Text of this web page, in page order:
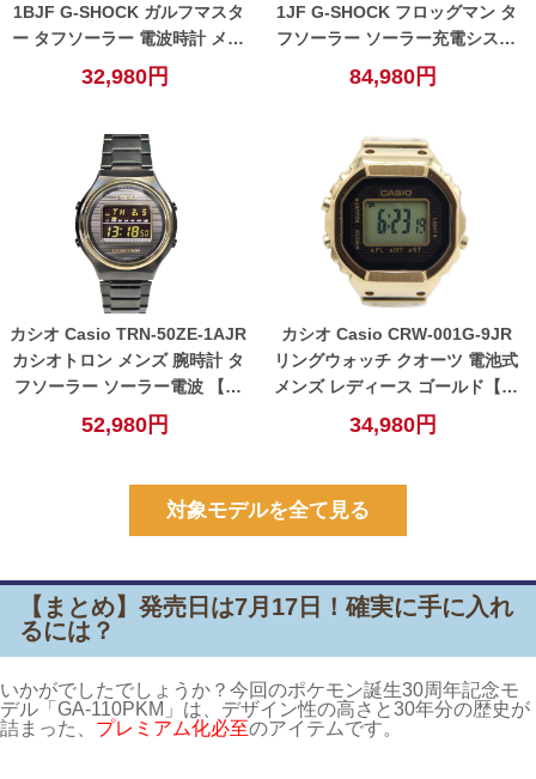
1BJF G-SHOCK ガルフマスタ
ー タフソーラー 電波時計 メン
ズ 腕時計 ネイビー 【中古】
32,980円
1JF G-SHOCK フロッグマン タ
フソーラー ソーラー充電システ
ム 電波時計 メンズ 腕時計 ブラ
ック 【中古】
84,980円
カシオ Casio TRN-50ZE-1AJR
カシオトロン メンズ 腕時計 タ
フソーラー ソーラー電波 【中
52,980円
カシオ Casio CRW-001G-9JR
リングウォッチ クオーツ 電池式
メンズ レディース ゴールド【中
34,980円
対象モデルを全て見る
【まとめ】発売日は7月17日！確実に手に入れ
るには？
いかがでしたでしょうか？今回のポケモン誕生30周年記念モ
デル「GA-110PKM」は、デザイン性の高さと30年分の歴史が
詰まった、 プレミアム化必至のアイテムです。